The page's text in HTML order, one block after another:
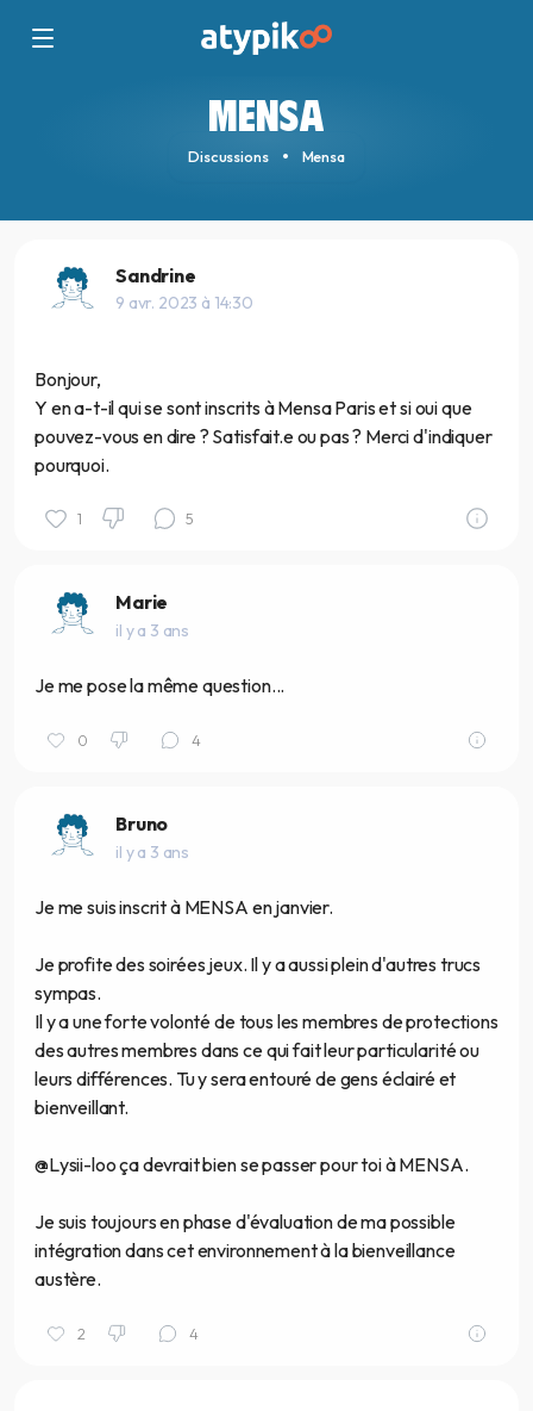
MENSA
Discussions Mensa
Sandrine
9 avr. 2023 à 14:30
Bonjour,
Y en a-t-il qui se sont inscrits à Mensa Paris et si oui que
pouvez-vous en dire ? Satisfait.e ou pas ? Merci d'indiquer
pourquoi.
1 5
Marie
il y a 3 ans
Je me pose la même question...
0 4
Bruno
il y a 3 ans
Je me suis inscrit à MENSA en janvier.
Je profite des soirées jeux. Il y a aussi plein d'autres trucs
sympas.
Il y a une forte volonté de tous les membres de protections
des autres membres dans ce qui fait leur particularité ou
leurs différences. Tu y sera entouré de gens éclairé et
bienveillant.
@Lysii-loo ça devrait bien se passer pour toi à MENSA.
Je suis toujours en phase d'évaluation de ma possible
intégration dans cet environnement à la bienveillance
austère.
2 4